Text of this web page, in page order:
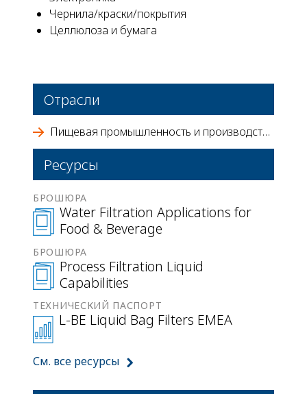
Чернила/краски/покрытия
Целлюлоза и бумага
Отрасли
Пищевая промышленность и производство напитков
Ресурсы
БРОШЮРА
Water Filtration Applications for
Food & Beverage
БРОШЮРА
Process Filtration Liquid
Capabilities
ТЕХНИЧЕСКИЙ ПАСПОРТ
L-BE Liquid Bag Filters EMEA
См. все ресурсы